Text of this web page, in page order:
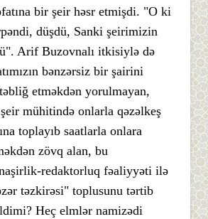
bir şeir həsr etmişdi. "O ki
düşdü, Sanki şeirimizin
Arif Buzovnalı itkisiylə də
bənzərsiz bir şairini
etməkdən yorulmayan,
mühitində onlarla qəzəlkeş
toplayıb saatlarla onlara
zövq alan, bu
redaktorluq fəaliyyəti ilə
təzkirəsi" toplusunu tərtib
Heç elmlər namizədi